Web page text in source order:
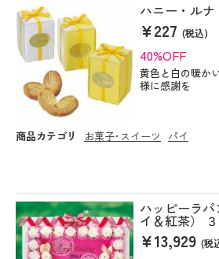
ハニー・ルナ
¥227(税込)
40%OFF
黄色と白の暖か
様に感謝を
商品カテゴリ お菓子･スイーツ パイ
ハッピーラ
イ＆紅茶）
¥13,929(税